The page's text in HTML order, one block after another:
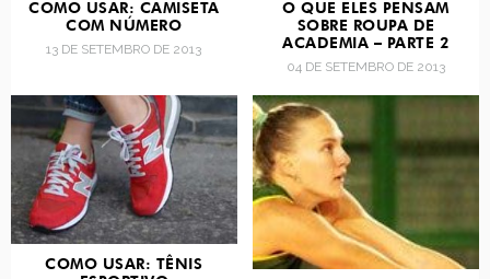
COMO USAR: CAMISETA
COM NÚMERO
13 DE SETEMBRO DE 2013
O QUE ELES PENSAM
SOBRE ROUPA DE
ACADEMIA – PARTE 2
04 DE SETEMBRO DE 2013
COMO USAR: TÊNIS